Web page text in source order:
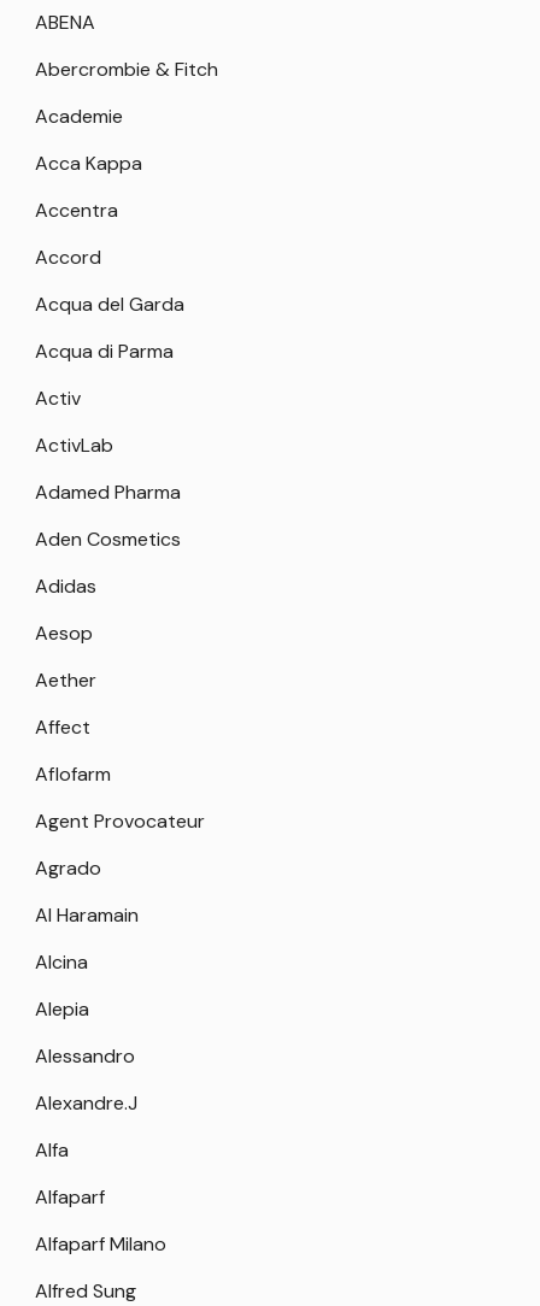
ABENA
Abercrombie & Fitch
Academie
Acca Kappa
Accentra
Accord
Acqua del Garda
Acqua di Parma
Activ
ActivLab
Adamed Pharma
Aden Cosmetics
Adidas
Aesop
Aether
Affect
Aflofarm
Agent Provocateur
Agrado
Al Haramain
Alcina
Alepia
Alessandro
Alexandre.J
Alfa
Alfaparf
Alfaparf Milano
Alfred Sung